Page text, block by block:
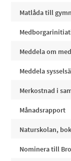
Matlåda till
Meddela om
Meddela
Merkostnad i
Månadsrapport
Naturskolan,
Nominera till